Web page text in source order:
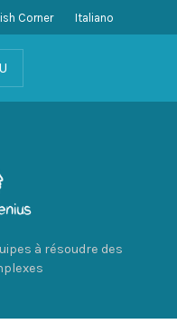
Corner Italiano
à résoudre des